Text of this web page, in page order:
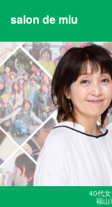
40代
福山
salon de miu